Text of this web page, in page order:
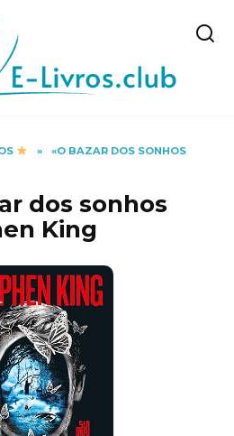
»
«O BAZAR DOS SONHOS
dos sonhos
King